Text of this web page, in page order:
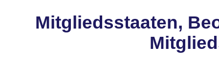
Mitgliedsstaaten,